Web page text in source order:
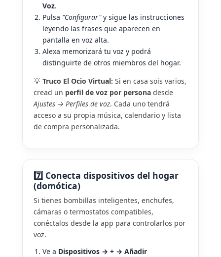
Voz.
Pulsa "Configurar"y sigue las instrucciones
leyendo las frases que aparecen en
pantalla en voz alta.
Alexa memorizará tu voz y podrá
distinguirte de otros miembros del hogar.
💡 Truco El Ocio Virtual: Si en casa sois varios,
cread un perfil de voz por persona desde
Ajustes → Perfiles de voz. Cada uno tendrá
acceso a su propia música, calendario y lista
de compra personalizada.
7️⃣ Conecta dispositivos del hogar
(domótica)
Si tienes bombillas inteligentes, enchufes,
cámaras o termostatos compatibles,
conéctalos desde la app para controlarlos por
voz.
Ve a Dispositivos → + → Añadir